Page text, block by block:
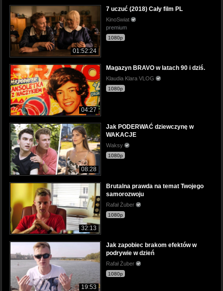
01:52:24
7 uczuć (2018) Cały film PL
KinoSwiat
premium
1080p
04:27
Magazyn BRAVO w latach 90 i dziś.
Klaudia Klara VLOG
1080p
08:28
Jak PODERWAĆ dziewczynę w
WAKACJE
Waksy
1080p
32:13
Brutalna prawda na temat Twojego
samorozwoju
Rafał Żuber
1080p
19:53
Jak zapobiec brakom efektów w
podrywie w dzień
Rafał Żuber
1080p